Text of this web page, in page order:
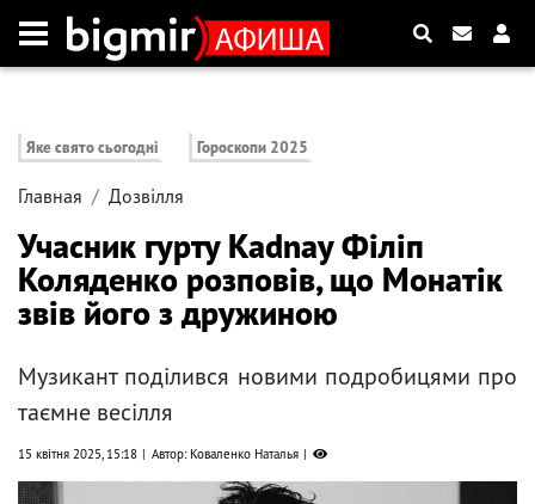
Яке свято сьогодні Гороскопи 2025
Главная Дозвілля
Учасник гурту Kadnay Філіп
Коляденко розповів, що Монатік
звів його з дружиною
Музикант поділився новими подробицями про
таємне весілля
15 квітня 2025, 15:18 Автор: Коваленко Наталья